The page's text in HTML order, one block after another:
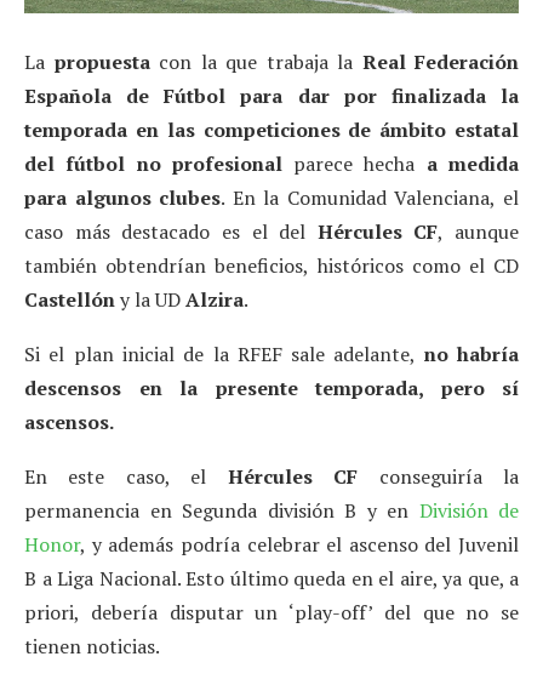
La propuestacon la que trabaja la Real Federación
Española de Fútbol para dar por finalizada la
temporada en las competiciones de ámbito estatal
del fútbol no profesionalparece hecha a medida
para algunos clubes. En la Comunidad Valenciana, el
caso más destacado es el del Hércules CF, aunque
también obtendrían beneficios, históricos como el CD
Castellóny la UDAlzira.
Si el plan inicial de la RFEF sale adelante, no habría
descensos en la presente temporada, pero sí
ascensos.
En este caso, el Hércules CF conseguiría la
permanencia en Segunda división B y en División de
Honor, y además podría celebrar el ascenso del Juvenil
B a Liga Nacional. Esto último queda en el aire, ya que, a
priori, debería disputar un ‘play-off’ del que no se
tienen noticias.